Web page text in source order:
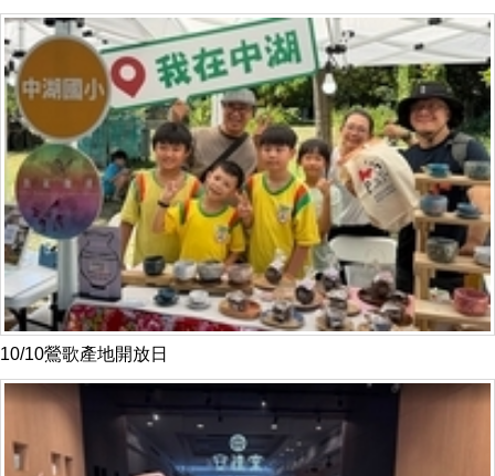
10/10鶯歌產地開放日